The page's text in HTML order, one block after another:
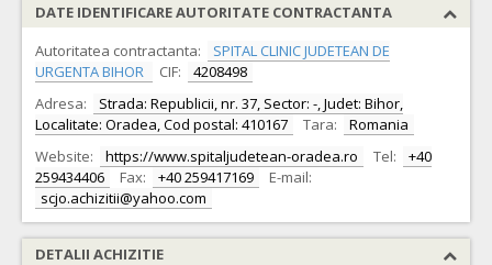
DATE IDENTIFICARE AUTORITATE CONTRACTANTA
Autoritatea contractanta:
SPITAL CLINIC JUDETEAN DE
URGENTA BIHOR
CIF:
4208498
Adresa:
Strada: Republicii, nr. 37, Sector: -, Judet: Bihor,
Localitate: Oradea, Cod postal: 410167
Tara:
Romania
Website:
https://www.spitaljudetean-oradea.ro Tel:
+40
259434406
Fax: +40 259417169
E-mail:
scjo.achizitii@yahoo.com
DETALII ACHIZITIE